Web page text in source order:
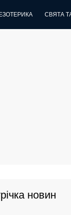
СВЯТА
новин